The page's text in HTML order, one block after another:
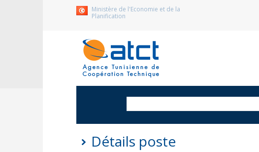
Ministère de l'Economie et de la
Planification
Détails poste